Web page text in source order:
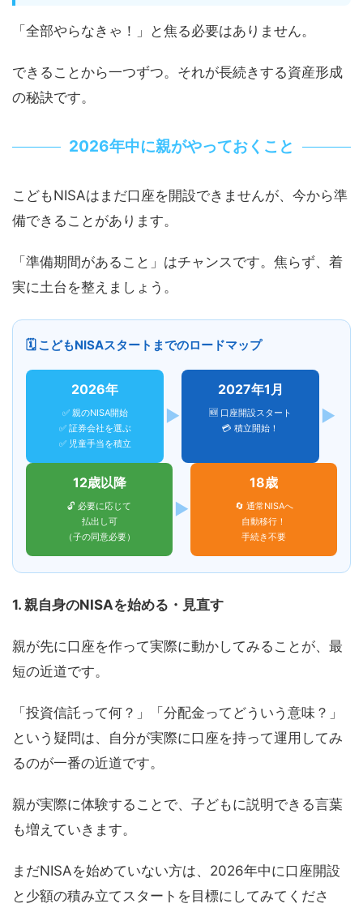
「全部やらなきゃ！」と焦る必要はありません。
できることから一つずつ。それが長続きする資産形成
の秘訣です。
2026年中に親がやっておくこと
こどもNISAはまだ口座を開設できませんが、今から準
備できることがあります。
「準備期間があること」はチャンスです。焦らず、着
実に土台を整えましょう。
🗓 こどもNISAスタートまでのロードマップ
2026年
✅ 親のNISA開始
✅ 証券会社を選ぶ
✅ 児童手当を積立
▶
2027年1月
🆕 口座開設スタート
💳 積立開始！
▶
12歳以降
🔓 必要に応じて
払出し可
（子の同意必要）
▶
18歳
🔄 通常NISAへ
自動移行！
手続き不要
1. 親自身のNISAを始める・見直す
親が先に口座を作って実際に動かしてみることが、最
短の近道です。
「投資信託って何？」「分配金ってどういう意味？」
という疑問は、自分が実際に口座を持って運用してみ
るのが一番の近道です。
親が実際に体験することで、子どもに説明できる言葉
も増えていきます。
まだNISAを始めていない方は、2026年中に口座開設
と少額の積み立てスタートを目標にしてみてくださ